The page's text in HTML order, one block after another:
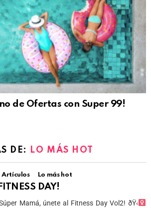
de Ofertas con Super 99!
DE: LO MÁS HOT
Artículos Lo más hot
FITNESS DAY!
Mamá, únete al Fitness Day Vol2! ðŸ‹